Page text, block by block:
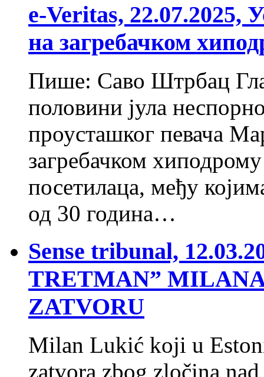
e-Veritas, 22.07.2025,
на загребачком
Пише: Саво Штрбац
половини јула
проусташког певача
загребачком
посетилаца, међу
од 30 година…
Sense tribunal,
TRETMAN”
ZATVORU
Milan Lukić koji u
zatvora zbog zločina